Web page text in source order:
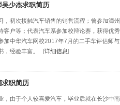
少杰求职简历
，初次接触汽车销售的销售流程；曾参加漳
客户等；代表汽车系参加校辩论赛，获得优
加中华汽车网校2017年7月的二手车评估师
，经验丰富。...[详细信息]
求职简历
，由于个人较喜爱汽车，毕业后就在长沙中